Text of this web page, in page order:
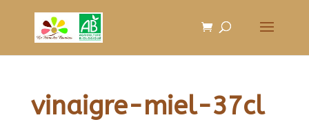
vinaigre-miel-37cl